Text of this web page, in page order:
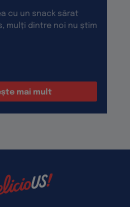
cu un snack sărat
mulți dintre noi nu știm
mai mult